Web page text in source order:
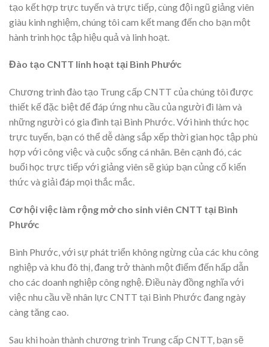
tạo kết hợp trực tuyến và trực tiếp, cùng đội ngũ giảng viên
giàu kinh nghiệm, chúng tôi cam kết mang đến cho bạn một
hành trình học tập hiệu quả và linh hoạt.
Đào tạo CNTT linh hoạt tại Bình Phước
Chương trình đào tạo Trung cấp CNTT của chúng tôi được
thiết kế đặc biệt để đáp ứng nhu cầu của người đi làm và
những người có gia đình tại Bình Phước. Với hình thức học
trực tuyến, bạn có thể dễ dàng sắp xếp thời gian học tập phù
hợp với công việc và cuộc sống cá nhân. Bên cạnh đó, các
buổi học trực tiếp với giảng viên sẽ giúp bạn củng cố kiến
thức và giải đáp mọi thắc mắc.
Cơ hội việc làm rộng mở cho sinh viên CNTT tại Bình
Phước
Bình Phước, với sự phát triển không ngừng của các khu công
nghiệp và khu đô thị, đang trở thành một điểm đến hấp dẫn
cho các doanh nghiệp công nghệ. Điều này đồng nghĩa với
việc nhu cầu về nhân lực CNTT tại Bình Phước đang ngày
càng tăng cao.
Sau khi hoàn thành chương trình Trung cấp CNTT, bạn sẽ